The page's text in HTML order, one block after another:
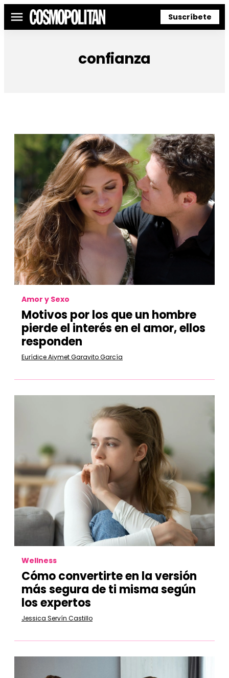
Menú Suscríbete
confianza
Amor y Sexo
Motivos por los que un hombre
pierde el interés en el amor, ellos
responden
Eurídice Aiymet Garavito García
Wellness
Cómo convertirte en la versión
más segura de ti misma según
los expertos
Jessica Servín Castillo